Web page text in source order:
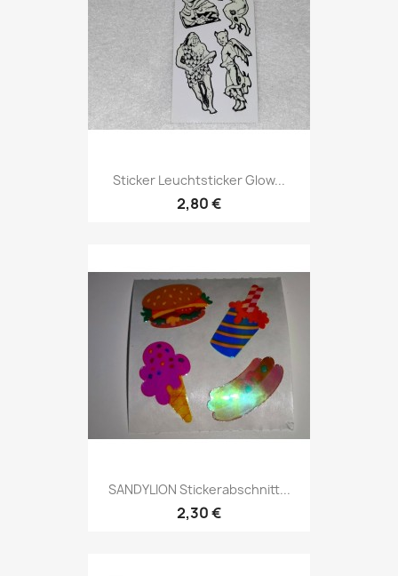
Sticker Leuchtsticker Glow...
2,80 €
SANDYLION Stickerabschnitt...
2,30 €